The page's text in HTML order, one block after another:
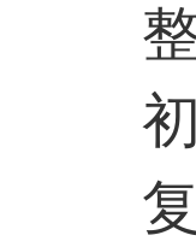
整
初
复